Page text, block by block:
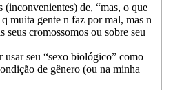
(inconvenientes) de, “mas, o que
muita gente n faz por mal, mas n
seus cromossomos ou sobre seu
usar seu “sexo biológico” como
de gênero (ou na minha